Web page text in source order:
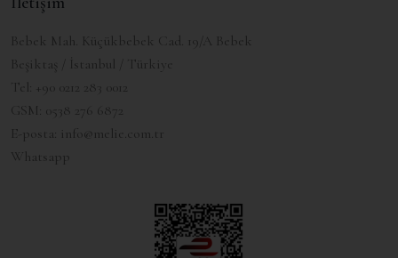
Bebek Mah. Küçükbebek Cad. 19/A Bebek
Beşiktaş / İstanbul / Türkiye
Tel: +90 0212 283 0012
GSM: 0538 276 6872
E-posta: info@melie.com.tr
Whatsapp